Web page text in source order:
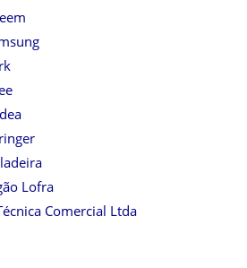
Lofra
Comercial Ltda